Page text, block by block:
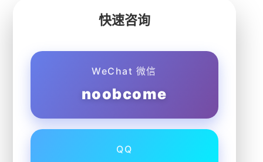
快速咨询
WeChat 微信
noobcome
QQ